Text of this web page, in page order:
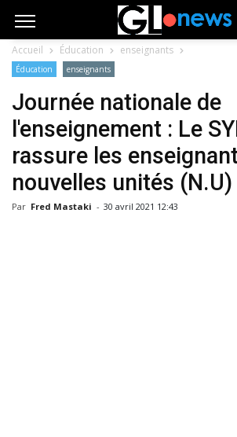
Accueil Éducation enseignants
Éducation enseignants
Journée nationale de
l'enseignement : Le
rassure les
nouvelles unités (N.U)
Par Fred Mastaki - 30 avril 2021 12:43